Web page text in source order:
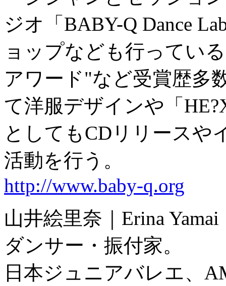
ジオ「BABY-Q Dance
ョップなども行ってい
アワード"など受賞歴多
て洋服デザインや「
としてもCDリリースや
活動を行う。
http://www.baby-q.org
山井絵里奈｜Erina Yamai
ダンサー・振付家。
日本ジュニアバレエ、